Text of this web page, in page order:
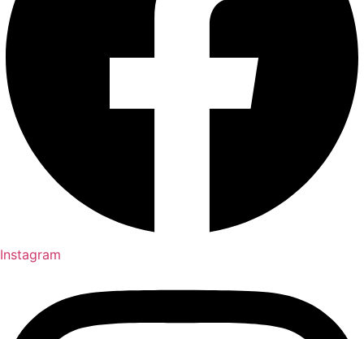
Instagram